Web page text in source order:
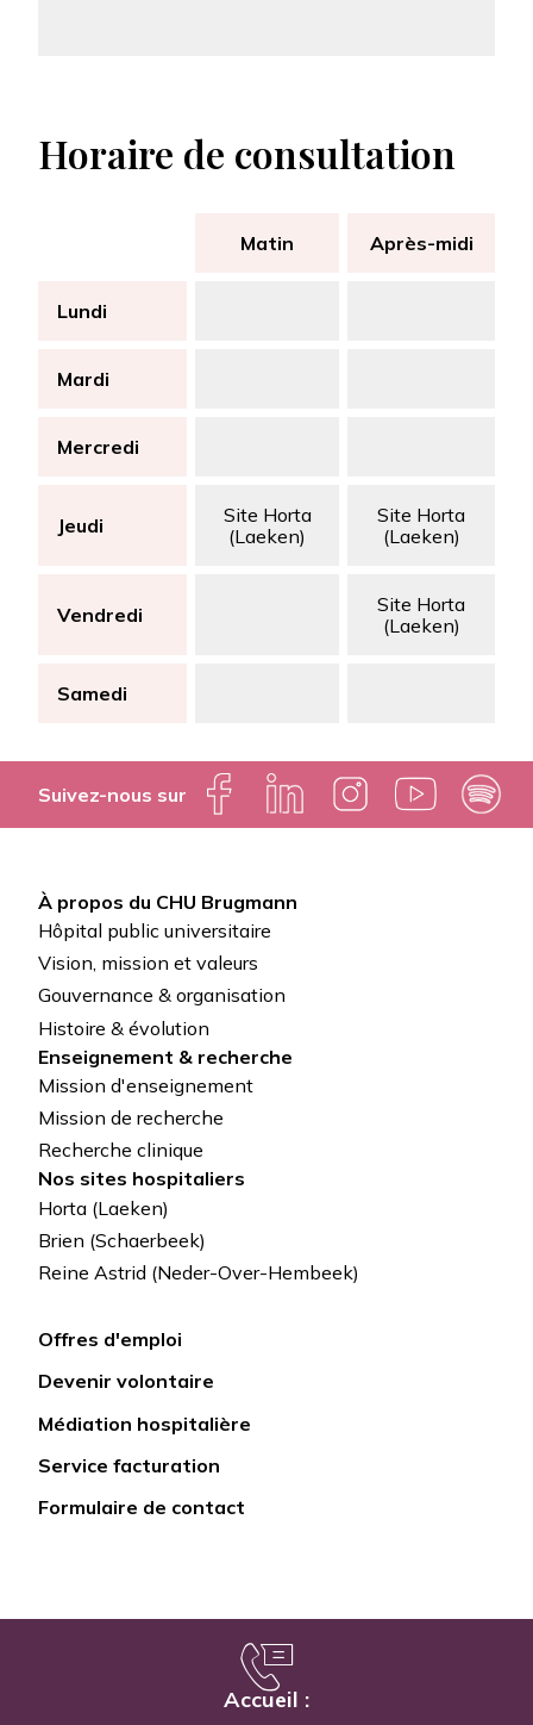
Horaire de consultation
Matin Après-midi
Lundi
Mardi
Mercredi
Jeudi
Site Horta
(Laeken)
Site Horta
(Laeken)
Vendredi
Site Horta
(Laeken)
Samedi
Suivez-nous sur
Pied
de
page
À propos du CHU Brugmann
Hôpital public universitaire
Vision, mission et valeurs
Gouvernance & organisation
Histoire & évolution
Enseignement & recherche
Mission d'enseignement
Mission de recherche
Recherche clinique
Nos sites hospitaliers
Horta (Laeken)
Brien (Schaerbeek)
Reine Astrid (Neder-Over-Hembeek)
Lien
rapide
Offres d'emploi
Devenir volontaire
Médiation hospitalière
Service facturation
Formulaire de contact
Accueil :